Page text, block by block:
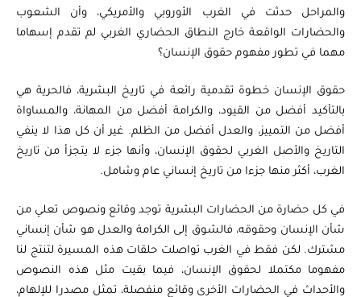
والمراحل حدثت في الغرب الأوروبي والأمريكي، وأن الشعوب
والحضارات الواقعة خارج النطاق الحضاري الغربي لم تقدم إسهاما
مهما في تطور مفهوم حقوق الإنسان؟
حقوق الإنسان خطوة تقدمية رائعة في تاريخ البشرية، فالحرية هي
بالتأكيد أفضل من القيود، والكرامة أفضل من المهانة، والمساواة
أفضل من التمييز، والعدل أفضل من الظلم. غير أن كل هذا لا ينفي
التاريخ والأصل الغربي لحقوق الإنسان، وأنها جزء لا يتجزأ من تاريخ
الغرب، أكثر منها جزءا من تاريخ إنساني عام وشامل.
في كل حضارة من الحضارات البشرية توجد وقائع ونصوص تعلي من
شأن الإنسان وحقوقه، فالشوق إلى الكرامة والعدل هو شأن إنساني
مشترك. لكن فقط في الغرب تواصلت حلقات هذه المسيرة لتنتج لنا
مفهوما مكتملا لحقوق الإنسان، فيما بقيت مثل هذه النصوص
والأحداث في الحضارات الأخرى وقائع منفصلة، تمثل مصدرا للإلهام،